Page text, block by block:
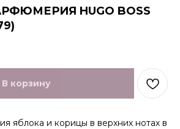
HUGO BOSS
В корзину
яблока и корицы в верхних нотах в